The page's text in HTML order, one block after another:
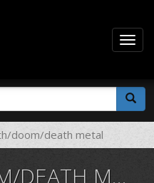
doom/death metal
METAL